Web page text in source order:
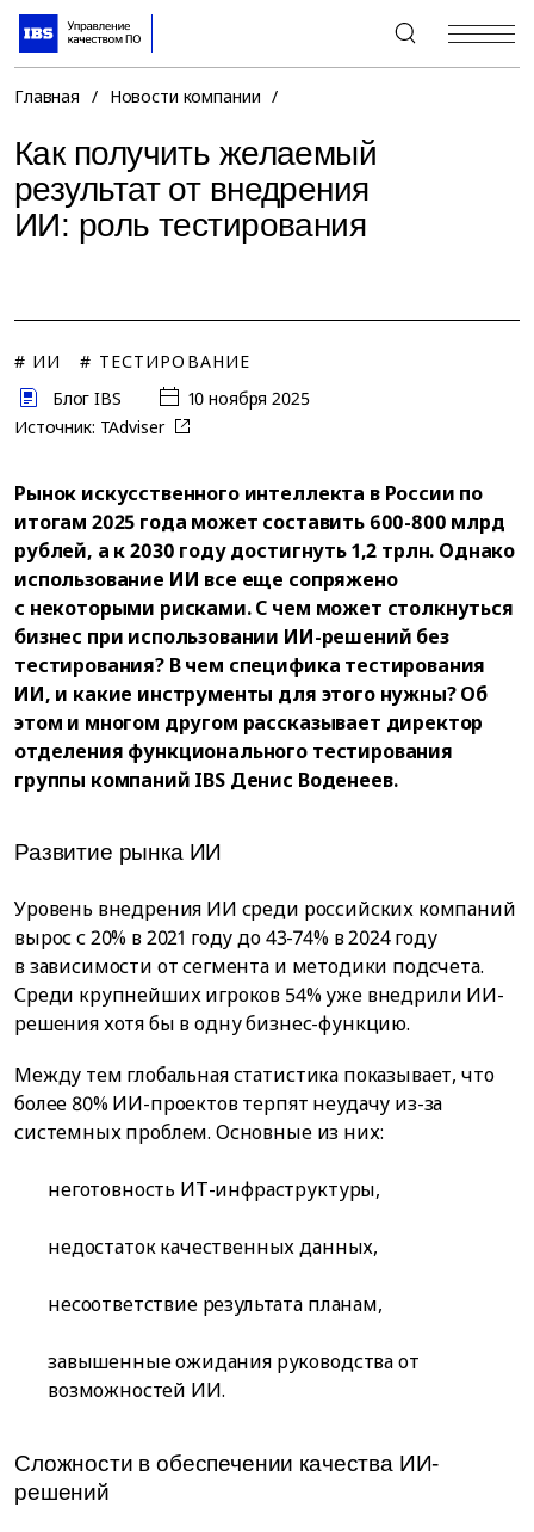
+7 (495) 967-80-80
Главная / Новости компании /
Как получить желаемый
результат от внедрения
ИИ: роль тестирования
# ИИ
# ТЕСТИРОВАНИЕ
Блог IBS
10 ноября 2025
Источник: TAdviser
Рынок искусственного интеллекта в России по
итогам 2025 года может составить 600-800 млрд
рублей, а к 2030 году достигнуть 1,2 трлн. Однако
использование ИИ все еще сопряжено
с некоторыми рисками. С чем может столкнуться
бизнес при использовании ИИ-решений без
тестирования? В чем специфика тестирования
ИИ, и какие инструменты для этого нужны? Об
этом и многом другом рассказывает директор
отделения функционального тестирования
группы компаний IBS Денис Воденеев.
Развитие рынка ИИ
Уровень внедрения ИИ среди российских компаний
вырос с 20% в 2021 году до 43-74% в 2024 году
в зависимости от сегмента и методики подсчета.
Среди крупнейших игроков 54% уже внедрили ИИ-
решения хотя бы в одну бизнес-функцию.
Между тем глобальная статистика показывает, что
более 80% ИИ-проектов терпят неудачу из-за
системных проблем. Основные из них:
неготовность ИТ-инфраструктуры,
недостаток качественных данных,
несоответствие результата планам,
завышенные ожидания руководства от
возможностей ИИ.
Сложности в обеспечении качества ИИ-
решений